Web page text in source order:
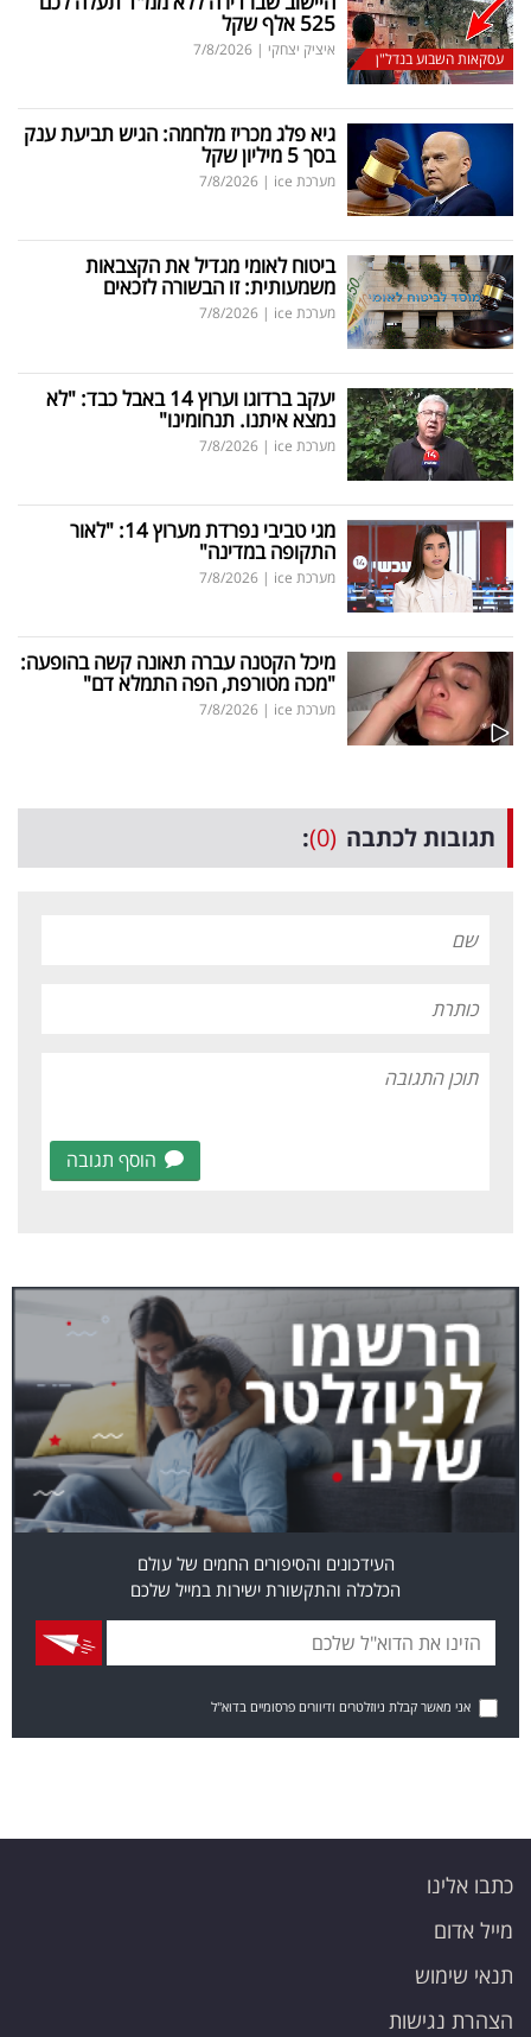
עסקאות השבוע בנדל"ן
525 אלף שקל
איציק יצחקי |
7/8/2026
גיא פלג מכריז מלחמה: הגיש תביעת ענק
בסך 5 מיליון שקל
מערכת ice |
7/8/2026
ביטוח לאומי מגדיל את הקצבאות
משמעותית: זו הבשורה לזכאים
מערכת ice |
7/8/2026
יעקב ברדוגו וערוץ 14 באבל כבד: "לא
נמצא איתנו. תנחומינו"
מערכת ice |
7/8/2026
מגי טביבי נפרדת מערוץ 14: "לאור
התקופה במדינה"
מערכת ice |
7/8/2026
מיכל הקטנה עברה תאונה קשה בהופעה:
"מכה מטורפת, הפה התמלא דם"
מערכת ice |
7/8/2026
תגובות לכתבה (0)
:
הוסף תגובה
העידכונים והסיפורים החמים של עולם
הכלכלה והתקשורת ישירות במייל שלכם
אני מאשר קבלת ניוזלטרים ודיוורים פרסומיים בדוא"ל
כתבו אלינו
מייל אדום
תנאי שימוש
הצהרת נגישות